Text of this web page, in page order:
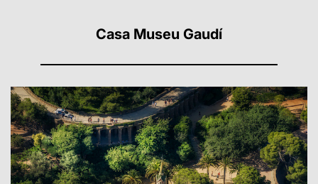
Casa Museu Gaudí